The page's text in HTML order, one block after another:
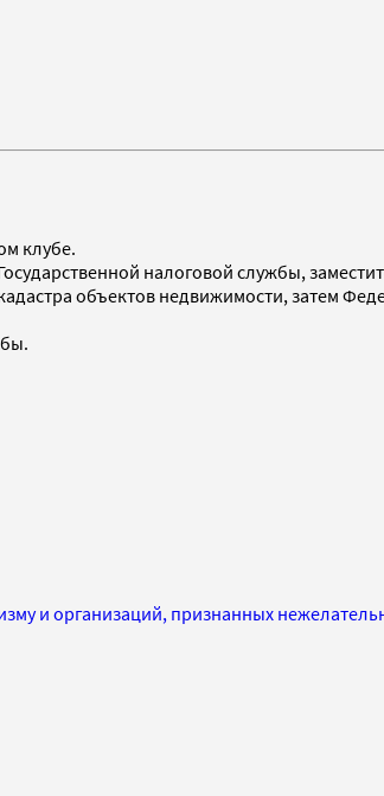
клубе.
налоговой службы,
объектов недвижимости, затем
и организаций, признанных